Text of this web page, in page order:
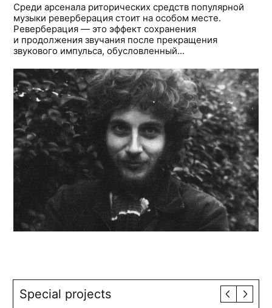
Среди арсенала риторических средств популярной
музыки реверберация стоит на особом месте.
Реверберация — это эффект сохранения
и продолжения звучания после прекращения
звукового импульса, обусловленный...
Special projects